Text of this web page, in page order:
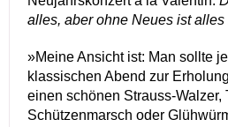
alles, aber ohne Neues ist alles
»Meine Ansicht ist: Man sollte
klassischen Abend zur
einen schönen Strauss-Walzer,
Schützenmarsch oder